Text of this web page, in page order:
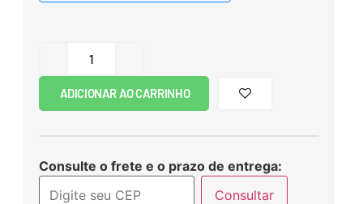
ADICIONAR AO CARRINHO
Consulte o frete e o prazo de entrega:
Consultar